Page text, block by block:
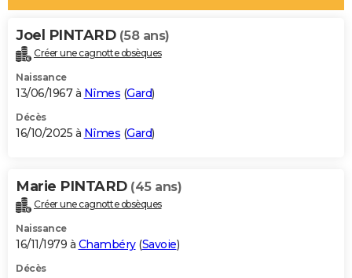
Alimentation
Guide de la santé
Maladies
Médicaments
Sommeil
VOYAGE
Destinations
City break
Voyage nature
Voyage de noces
Forum
Climat
+PHOTO
GUIDES D'ACHAT
BONS PLANS
Carte de Noël
Carte Bonne année
Carte Saint-Valentin
Carte Pâques
Carte d'anniversaire
DICTIONNAIRE
Dictionnaire
Biographies
Citations
Expressions
Proverbes
PROGRAMME TV
Joel PINTARD (58 ans)
Créer une cagnotte obsèques
Naissance
13/06/1967 à Nîmes (Gard)
Décès
16/10/2025 à Nîmes (Gard)
Marie PINTARD (45 ans)
Créer une cagnotte obsèques
Naissance
16/11/1979 à Chambéry(Savoie)
Décès